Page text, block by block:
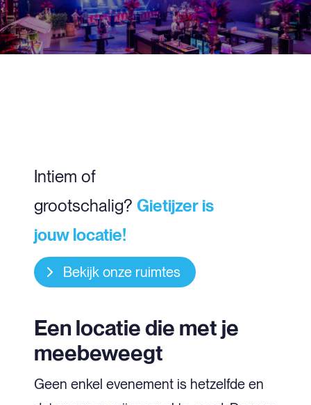
Intiem of
grootschalig? Gietijzer is
jouw locatie!
Bekijk onze ruimtes
Een locatie die met je
meebeweegt
Geen enkel evenement is hetzelfde en